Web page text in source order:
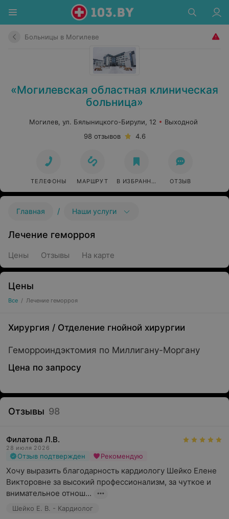
Больницы в Могилеве
«Могилевская областная клиническая
больница»
Могилев, ул. Бялыницкого-Бирули, 12
Выходной
98 отзывов
4.6
ТЕЛЕФОНЫ МАРШРУТ В ИЗБРАННОЕ ОТЗЫВ
Главная / Наши услуги
Лечение геморроя
Цены Отзывы На карте
Цены
Все / Лечение геморроя
Хирургия / Отделение гнойной хирургии
Геморроиндэктомия по Миллигану-Моргану
Цена по запросу
Отзывы 98
Филатова Л.В.
28 июля 2026
Отзыв подтвержден Рекомендую
Хочу выразить благодарность кардиологу Шейко Елене
Викторовне за высокий профессионализм, за чуткое и
внимательное отнош...
Шейко Е. В. - Кардиолог